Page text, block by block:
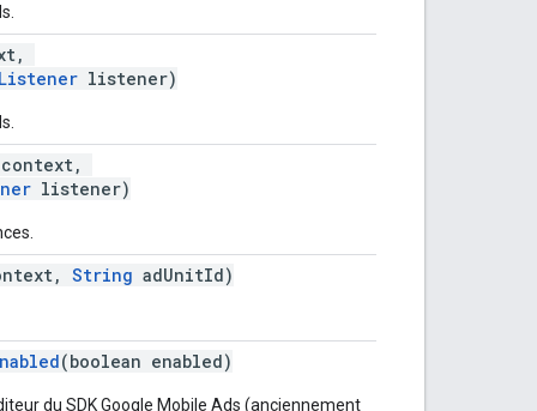
listener)
listener)
String adUnitId)
(boolean enabled)
du SDK Google Mobile Ads (anciennement